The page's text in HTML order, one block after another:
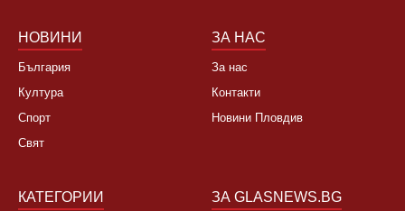
НОВИНИ
България
Култура
Спорт
Свят
ЗА НАС
За нас
Контакти
Новини Пловдив
КАТЕГОРИИ ЗА GLASNEWS.BG